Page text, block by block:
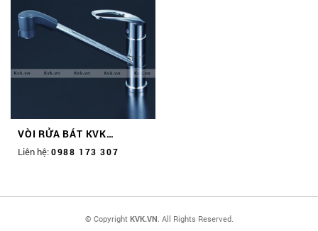
VÒI RỬA BÁT KVK
KM5051TF
Liên hệ:0988 173 307
© Copyright KVK.VN. All Rights Reserved.